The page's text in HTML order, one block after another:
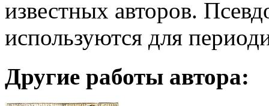
известных авторов.
используются для
Другие работы автора: